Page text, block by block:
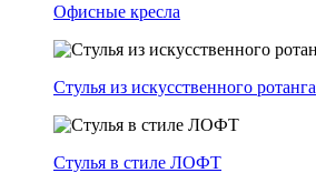
Офисные кресла
Стулья из искусственного ротанга
Стулья в стиле ЛОФТ